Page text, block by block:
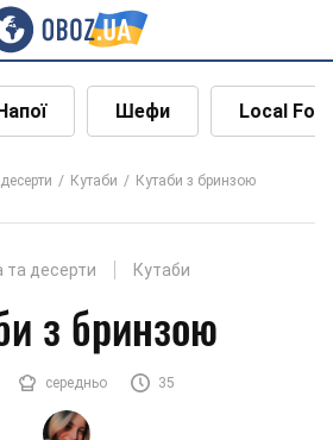
Шефи Local
Кутаби Кутаби з бринзою
та десерти Кутаби
з бринзою
середньо 35